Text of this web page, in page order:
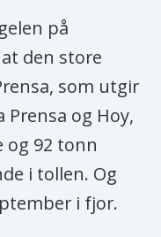
på
den store
som utgir
Prensa og Hoy,
og 92 tonn
i tollen. Og
i fjor.